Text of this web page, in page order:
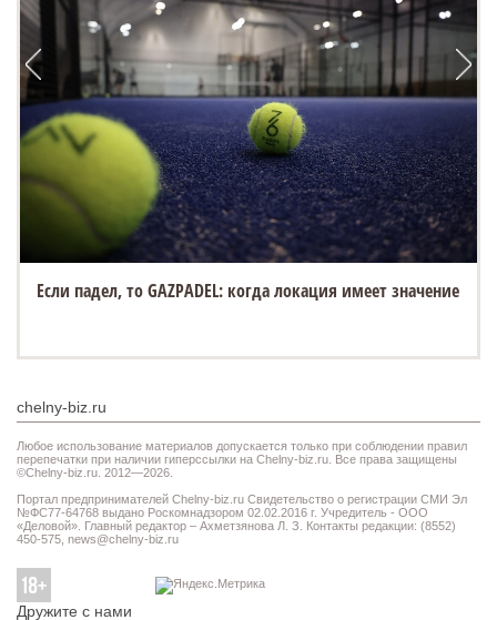
Если падел, то GAZPADEL: когда локация имеет значение
chelny-biz.ru
Любое использование материалов допускается только при соблюдении правил
перепечатки при наличии гиперссылки на Chelny-biz.ru. Все права защищены
©Chelny-biz.ru. 2012—2026.
Портал предпринимателей Chelny-biz.ru Свидетельство о регистрации СМИ Эл
№ФС77-64768 выдано Роскомнадзором 02.02.2016 г. Учредитель - ООО
«Деловой». Главный редактор – Ахметзянова Л. З. Контакты редакции: (8552)
450-575, news@chelny-biz.ru
Дружите с нами